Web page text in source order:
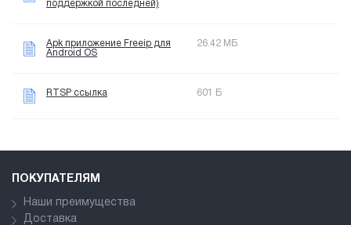
поддержкой последней)
Apk приложение Freeip для
Android OS
26.42 МБ
RTSP ссылка 601 Б
ПОКУПАТЕЛЯМ
Наши преимущества
Доставка